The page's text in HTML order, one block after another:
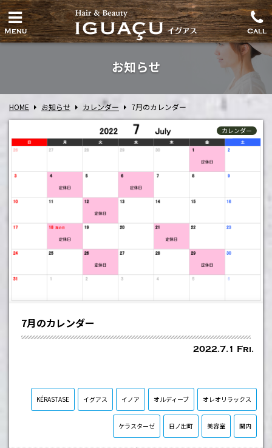
Menu Call
お知らせ
HOME お知らせ カレンダー 7月のカレンダー
カレンダー
7月のカレンダー
2022.7.1 Fri.
KÉRASTASE イグアス イノア オルディーブ オレオリラックス
ケラスターゼ 日ノ出町 美容室 関内